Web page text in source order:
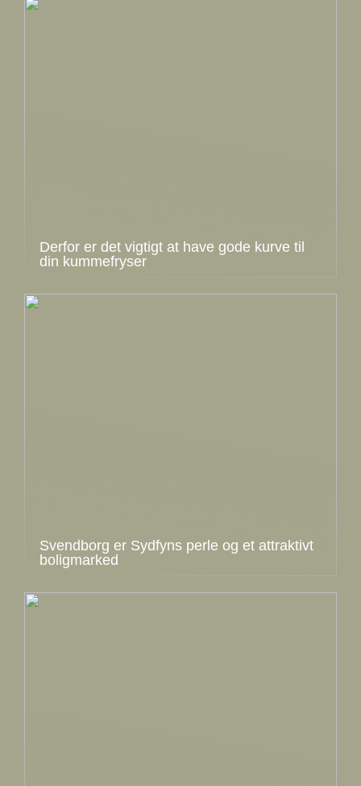
Derfor er det vigtigt at have gode kurve til
din kummefryser
Svendborg er Sydfyns perle og et attraktivt
boligmarked